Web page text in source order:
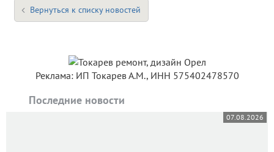
Вернуться к списку новостей
Реклама: ИП Токарев А.М., ИНН 575402478570
Последние новости
07.08.2026